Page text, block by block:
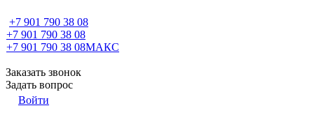
+7 901 790 38 08
+7 901 790 38 08
+7 901 790 38 08МАКС
Заказать звонок
Задать вопрос
Войти